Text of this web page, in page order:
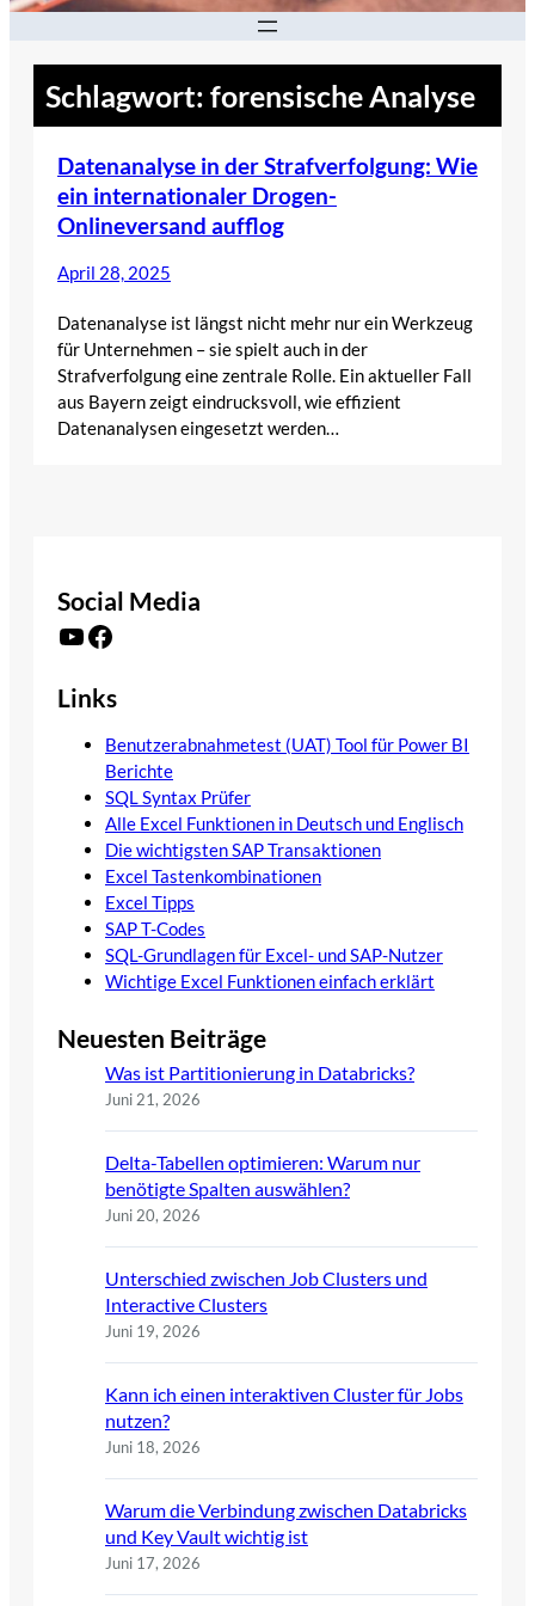
Schlagwort: forensische Analyse
Datenanalyse in der Strafverfolgung: Wie
ein internationaler Drogen-
Onlineversand aufflog
April 28, 2025
Datenanalyse ist längst nicht mehr nur ein Werkzeug
für Unternehmen – sie spielt auch in der
Strafverfolgung eine zentrale Rolle. Ein aktueller Fall
aus Bayern zeigt eindrucksvoll, wie effizient
Datenanalysen eingesetzt werden…
Social Media
YouTube Facebook
Links
Benutzerabnahmetest (UAT) Tool für Power BI
Berichte
SQL Syntax Prüfer
Alle Excel Funktionen in Deutsch und Englisch
Die wichtigsten SAP Transaktionen
Excel Tastenkombinationen
Excel Tipps
SAP T-Codes
SQL-Grundlagen für Excel- und SAP-Nutzer
Wichtige Excel Funktionen einfach erklärt
Neuesten Beiträge
Was ist Partitionierung in Databricks?
Juni 21, 2026
Delta-Tabellen optimieren: Warum nur
benötigte Spalten auswählen?
Juni 20, 2026
Unterschied zwischen Job Clusters und
Interactive Clusters
Juni 19, 2026
Kann ich einen interaktiven Cluster für Jobs
nutzen?
Juni 18, 2026
Warum die Verbindung zwischen Databricks
und Key Vault wichtig ist
Juni 17, 2026